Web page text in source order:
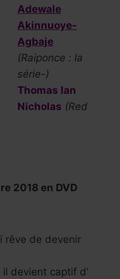
Adewale
Akinnuoye-
Agbaje
(Raiponce : la
série-)
Thomas Ian
Nicholas (Red
2018 en DVD
rêve de devenir
devient captif d’